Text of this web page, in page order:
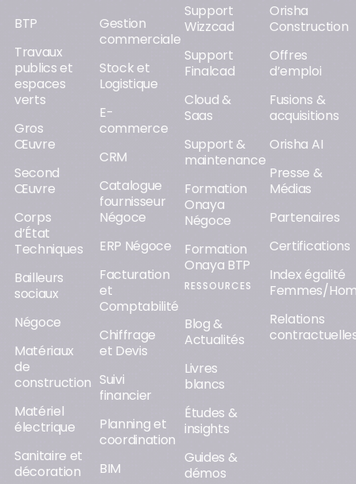
BTP
Travaux
publics et
espaces
verts
Gros
Œuvre
Second
Œuvre
Corps
d’État
Techniques
Bailleurs
sociaux
Négoce
Matériaux
de
construction
Matériel
électrique
Sanitaire et
décoration
Gestion
commerciale
Stock et
Logistique
E-
commerce
CRM
Catalogue
fournisseur
Négoce
ERP Négoce
Facturation
et
Comptabilité
Chiffrage
et Devis
Suivi
financier
Planning et
coordination
BIM
Support
Wizzcad
Support
Finalcad
Cloud &
Saas
Support &
maintenance
Formation
Onaya
Négoce
Formation
Onaya BTP
RESSOURCES
Blog &
Actualités
Livres
blancs
Études &
insights
Guides &
démos
Orisha
Construction
Offres
d’emploi
Fusions &
acquisitions
Orisha AI
Presse &
Médias
Partenaires
Certifications
Index égalité
Femmes/
Relations